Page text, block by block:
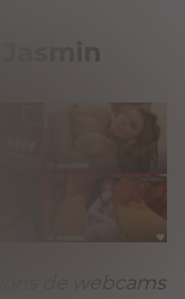
de webcams